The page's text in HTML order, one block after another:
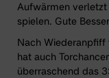
Aufwärmen
spielen. Gute
Nach Wiederanpfiff
hat auch
überraschend das